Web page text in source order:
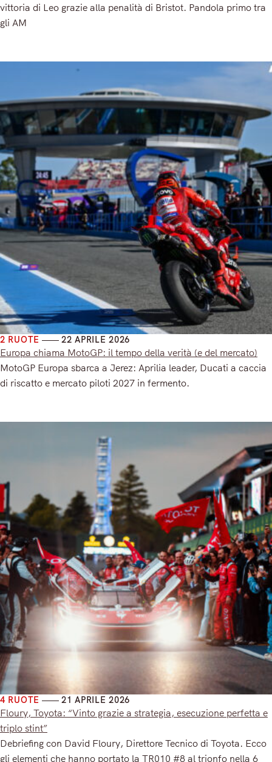
vittoria di Leo grazie alla penalità di Bristot. Pandola primo tra
gli AM
2 RUOTE 22 APRILE 2026
Europa chiama MotoGP: il tempo della verità (e del mercato)
MotoGP Europa sbarca a Jerez: Aprilia leader, Ducati a caccia
di riscatto e mercato piloti 2027 in fermento.
4 RUOTE 21 APRILE 2026
Floury, Toyota: “Vinto grazie a strategia, esecuzione perfetta e
triplo stint”
Debriefing con David Floury, Direttore Tecnico di Toyota. Ecco
gli elementi che hanno portato la TR010 #8 al trionfo nella 6